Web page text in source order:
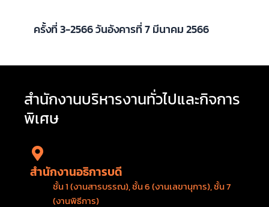
ครั้งที่ 3-2566 วันอังคารที่ 7 มีนาคม 2566
สำนักงานบริหารงานทั่วไปและกิจการ
พิเศษ
สำนักงานอธิการบดี
ชั้น 1 (งานสารบรรณ), ชั้น 6 (งานเลขานุการ), ชั้น 7
(งานพิธีการ)